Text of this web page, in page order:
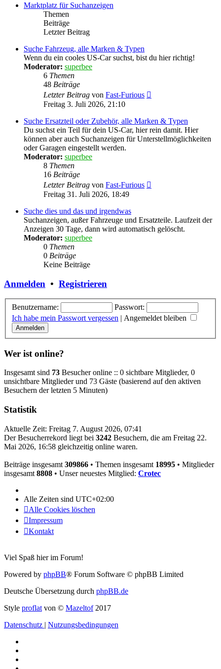
Marktplatz für Suchanzeigen
Themen
Beiträge
Letzter Beitrag
Suche Fahrzeug, alle Marken & Typen
Wenn du ein cooles US-Car suchst, bist du hier richtig!
Moderator: superbee
6 Themen
48 Beiträge
Letzter Beitrag von Fast-Furious
Freitag 3. Juli 2026, 21:10
Suche Ersatzteil oder Zubehör, alle Marken & Typen
Du suchst ein Teil für dein US-Car, hier rein damit. Hier
können aber auch Suchanzeigen für Unterstellmöglichkeiten
oder Garagen eingestellt werden.
Moderator: superbee
8 Themen
16 Beiträge
Letzter Beitrag von Fast-Furious
Freitag 31. Juli 2026, 18:49
Suche dies und das und irgendwas
Suchanzeigen, außer Fahrzeuge und Ersatzteile. Laufzeit der
Anzeigen 30 Tage, dann wird automatisch gelöscht.
Moderator: superbee
0 Themen
0 Beiträge
Keine Beiträge
Anmelden • Registrieren
Benutzername:
Passwort:
Ich habe mein Passwort vergessen | Angemeldet bleiben
Wer ist online?
Insgesamt sind 73 Besucher online :: 0 sichtbare Mitglieder, 0
unsichtbare Mitglieder und 73 Gäste (basierend auf den aktiven
Besuchern der letzten 5 Minuten)
Statistik
Aktuelle Zeit: Freitag 7. August 2026, 07:41
Der Besucherrekord liegt bei 3242 Besuchern, die am Freitag 22.
Mai 2026, 16:58 gleichzeitig online waren.
Beiträge insgesamt 309866 • Themen insgesamt 18995 • Mitglieder
insgesamt 8808 • Unser neuestes Mitglied: Crotec
Alle Zeiten sind UTC+02:00
Alle Cookies löschen
Impressum
Kontakt
Viel Spaß hier im Forum!
Powered by phpBB® Forum Software © phpBB Limited
Deutsche Übersetzung durch phpBB.de
Style proflat von © Mazeltof2017
Datenschutz | Nutzungsbedingungen